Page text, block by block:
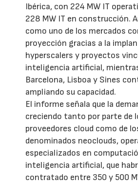
Ibérica, con 224 MW IT
228 MW IT en construcción.
como uno de los mercados
proyección gracias a la
hyperscalers y proyectos
inteligencia artificial,
Barcelona, Lisboa y Sines
ampliando su capacidad.
El informe señala que la
creciendo tanto por parte de
proveedores cloud como de
denominados neoclouds,
especializados en
inteligencia artificial, que
contratado entre 350 y 500